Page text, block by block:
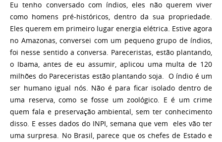
Eu tenho conversado com índios, eles não querem viver
como homens pré-históricos, dentro da sua propriedade.
Eles querem em primeiro lugar energia elétrica. Estive agora
no Amazonas, conversei com um pequeno grupo de índios,
foi nesse sentido a conversa. Pareceristas, estão plantando,
o Ibama, antes de eu assumir, aplicou uma multa de 120
milhões do Pareceristas estão plantando soja. O índio é um
ser humano igual nós. Não é para ficar isolado dentro de
uma reserva, como se fosse um zoológico. E é um crime
quem fala e preservação ambiental, sem ter conhecimento
disso. E esses dados do INPI, semana que vem eles vão ter
uma surpresa. No Brasil, parece que os chefes de Estado e